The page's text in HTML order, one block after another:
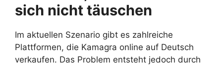
sich nicht täuschen
Im aktuellen Szenario gibt es zahlreiche
Plattformen, die Kamagra online auf Deutsch
verkaufen. Das Problem entsteht jedoch durch